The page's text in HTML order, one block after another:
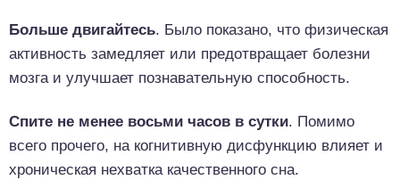
Больше двигайтесь. Было показано, что физическая
активность замедляет или предотвращает болезни
мозга и улучшает познавательную способность.
Спите не менее восьми часов в сутки. Помимо
всего прочего, на когнитивную дисфункцию влияет и
хроническая нехватка качественного сна.